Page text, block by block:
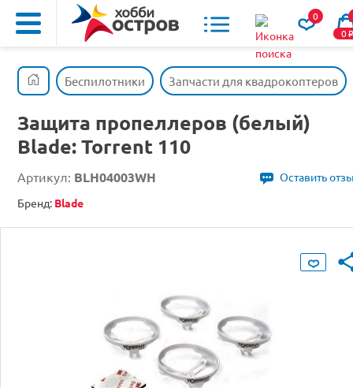
0
0o
Беспилотники Запчасти для квадрокоптеров
Защита пропеллеров (белый)
Blade: Torrent 110
Артикул: BLH04003WH
Оставить
Бренд: Blade